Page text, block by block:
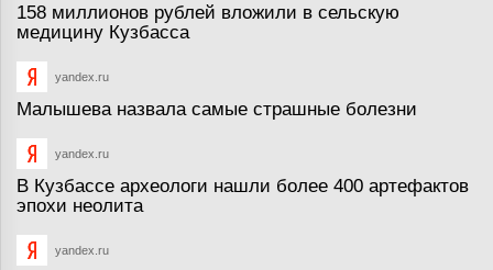
158 миллионов рублей вложили в сельскую
медицину Кузбасса
yandex.ru
Малышева назвала самые страшные болезни
yandex.ru
В Кузбассе археологи нашли более 400 артефактов
эпохи неолита
yandex.ru